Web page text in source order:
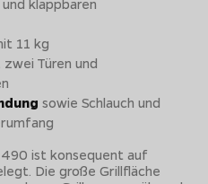
11 kg
Türen und
sowie Schlauch und
ist konsequent auf
Die große Grillfläche